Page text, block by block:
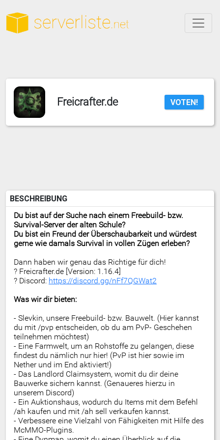
Freicrafter.de VOTEN!
BESCHREIBUNG
Du bist auf der Suche nach einem Freebuild- bzw.
Survival-Server der alten Schule?
Du bist ein Freund der Überschaubarkeit und würdest
gerne wie damals Survival in vollen Zügen erleben?
Dann haben wir genau das Richtige für dich!
? Freicrafter.de [Version: 1.16.4]
? Discord: https://discord.gg/nFf7QGWat2
Was wir dir bieten:
- Slevkin, unsere Freebuild- bzw. Bauwelt. (Hier kannst
du mit /pvp entscheiden, ob du am PvP- Geschehen
teilnehmen möchtest)
- Eine Farmwelt, um an Rohstoffe zu gelangen, diese
findest du nämlich nur hier! (PvP ist hier sowie im
Nether und im End aktiviert!)
- Das Landlord Claimsystem, womit du dir deine
Bauwerke sichern kannst. (Genaueres hierzu in
unserem Discord)
- Ein Auktionshaus, wodurch du Items mit dem Befehl
/ah kaufen und mit /ah sell verkaufen kannst.
- Verbessere eine Vielzahl von Fähigkeiten mit Hilfe des
McMMO-Plugins.